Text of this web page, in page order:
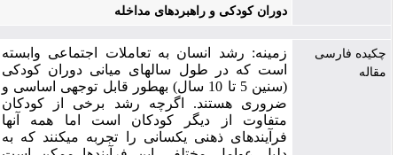
دوران کودکی و راهبردهای مداخله
چکیده فارسی
مقاله
زمینه: رشد انسان به تعاملات اجتماعی وابسته
است که در طول سال­های میانی دوران کودکی
(سنین 5 تا 10 سال) به­طور قابل توجهی اساسی و
ضروری هستند. اگرچه رشد برخی از کودکان
متفاوت از دیگر کودکان است اما همه آن­ها
فرآیندهای ذهنی یکسانی را تجربه می­کنند که به